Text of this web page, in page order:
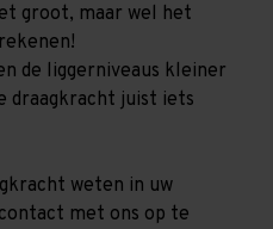
groot, maar wel het
de liggerniveaus kleiner
draagkracht juist iets
weten in uw
met ons op te